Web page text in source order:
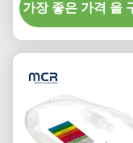
가장 좋은 가격 을